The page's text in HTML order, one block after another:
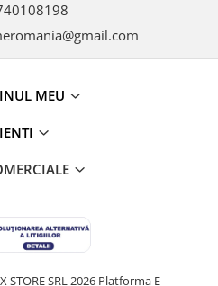
MEU
STORE SRL 2026 Platforma E-